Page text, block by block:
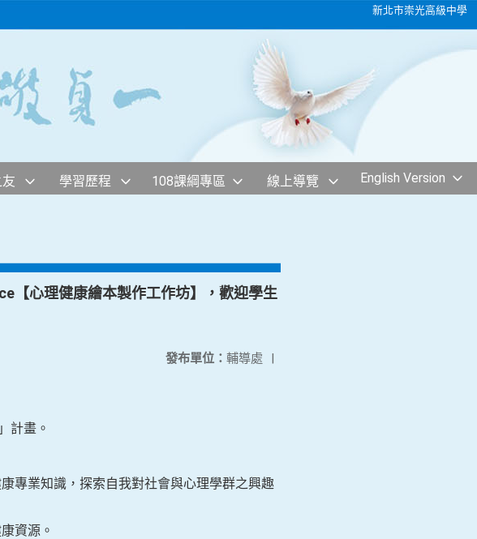
新北市崇光高級中學
學習歷程 108課綱專區 線上導覽 English Version
【心理健康繪本製作工作坊】，歡迎學生
發布單位： 輔導處 |
計畫。
專業知識，探索自我對社會與心理學群之興趣
資源。